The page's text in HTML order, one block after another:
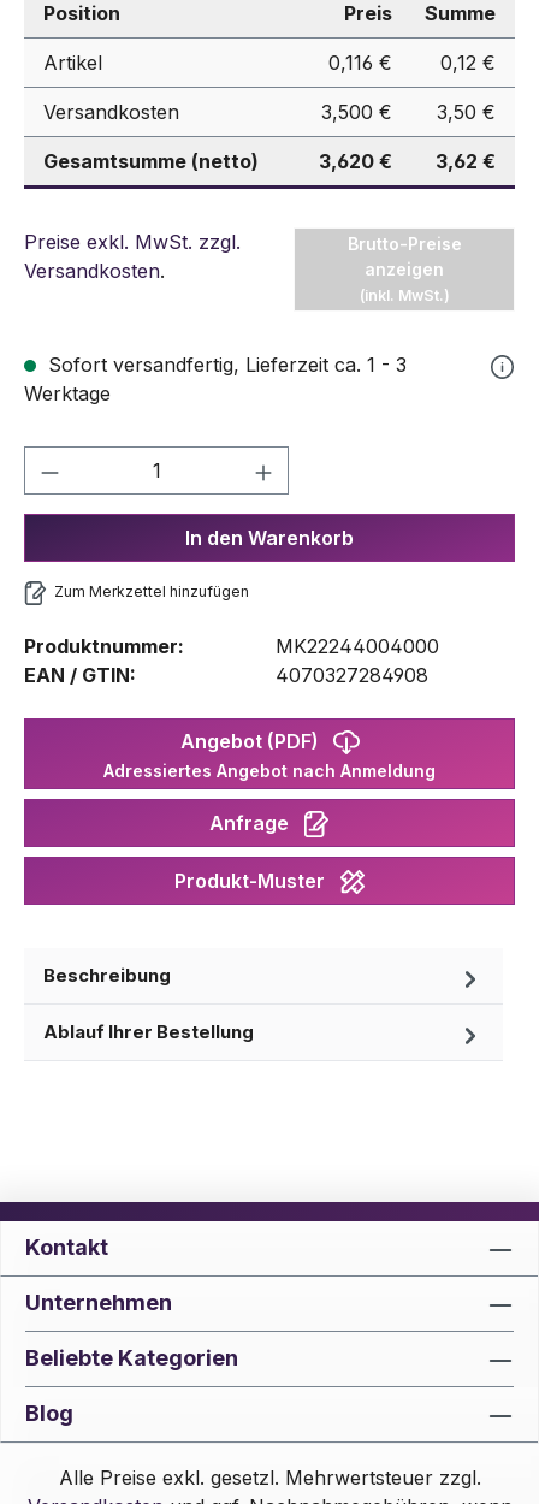
Position Preis Summe
Artikel 0,116 € 0,12 €
Versandkosten 3,500 € 3,50 €
Gesamtsumme (netto) 3,620 € 3,62 €
Preise exkl. MwSt. zzgl.
Versandkosten.
Brutto-Preise
anzeigen
(inkl. MwSt.)
Sofort versandfertig, Lieferzeit ca. 1 - 3
Werktage
Produkt Anzahl: Gib den
In den Warenkorb
Zum Merkzettel hinzufügen
Produktnummer:
MK22244004000
EAN / GTIN:
4070327284908
Angebot (PDF)
Adressiertes Angebot nach Anmeldung
Anfrage
Produkt-Muster
Beschreibung
Ablauf Ihrer Bestellung
Kontakt
Unternehmen
Beliebte Kategorien
Blog
Alle Preise exkl. gesetzl. Mehrwertsteuer zzgl.